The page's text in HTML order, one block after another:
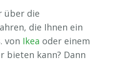
über die
die Ihnen ein
von Ikea oder einem
bieten kann? Dann